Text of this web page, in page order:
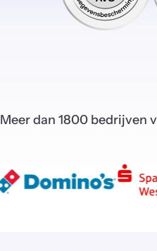
Meer dan 1800 bedrijven